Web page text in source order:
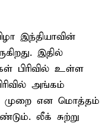
இந்தியாவின்
இதில்
பிரிவில் உள்ள
அங்கம்
முறை என மொத்தம்
லீக் சுற்று